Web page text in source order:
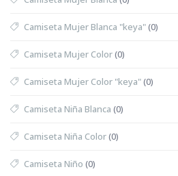
Camiseta Mujer Blanca "keya"(0)
Camiseta Mujer Color(0)
Camiseta Mujer Color "keya"(0)
Camiseta Niña Blanca (0)
Camiseta Niña Color(0)
Camiseta Niño (0)